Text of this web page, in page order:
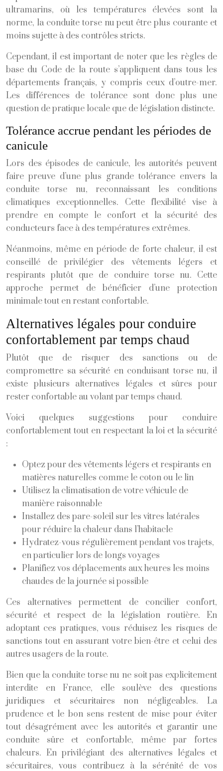
ultramarins, où les températures élevées sont la
norme, la conduite torse nu peut être plus courante et
moins sujette à des contrôles stricts.
Cependant, il est important de noter que les règles de
base du Code de la route s’appliquent dans tous les
départements français, y compris ceux d’outre-mer.
Les différences de tolérance sont donc plus une
question de pratique locale que de législation distincte.
Tolérance accrue pendant les périodes de
canicule
Lors des épisodes de canicule, les autorités peuvent
faire preuve d’une plus grande tolérance envers la
conduite torse nu, reconnaissant les conditions
climatiques exceptionnelles. Cette flexibilité vise à
prendre en compte le confort et la sécurité des
conducteurs face à des températures extrêmes.
Néanmoins, même en période de forte chaleur, il est
conseillé de privilégier des vêtements légers et
respirants plutôt que de conduire torse nu. Cette
approche permet de bénéficier d’une protection
minimale tout en restant confortable.
Alternatives légales pour conduire
confortablement par temps chaud
Plutôt que de risquer des sanctions ou de
compromettre sa sécurité en conduisant torse nu, il
existe plusieurs alternatives légales et sûres pour
rester confortable au volant par temps chaud.
Voici quelques suggestions pour conduire
confortablement tout en respectant la loi et la sécurité
:
Optez pour des vêtements légers et respirants en
matières naturelles comme le coton ou le lin
Utilisez la climatisation de votre véhicule de
manière raisonnable
Installez des pare-soleil sur les vitres latérales
pour réduire la chaleur dans l’habitacle
Hydratez-vous régulièrement pendant vos trajets,
en particulier lors de longs voyages
Planifiez vos déplacements aux heures les moins
chaudes de la journée si possible
Ces alternatives permettent de concilier confort,
sécurité et respect de la législation routière. En
adoptant ces pratiques, vous réduisez les risques de
sanctions tout en assurant votre bien-être et celui des
autres usagers de la route.
Bien que la conduite torse nu ne soit pas explicitement
interdite en France, elle soulève des questions
juridiques et sécuritaires non négligeables. La
prudence et le bon sens restent de mise pour éviter
tout désagrément avec les autorités et garantir une
conduite sûre et confortable, même par fortes
chaleurs. En privilégiant des alternatives légales et
sécuritaires, vous contribuez à la sérénité de vos